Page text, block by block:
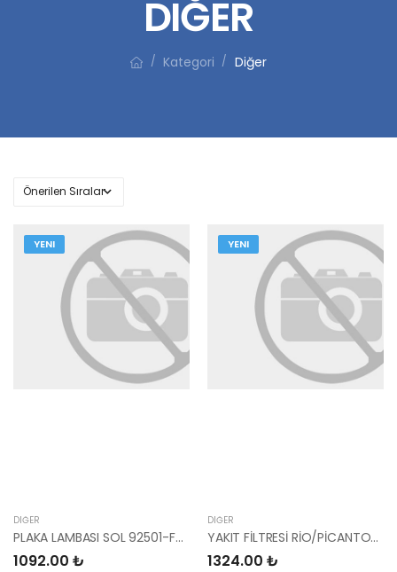
DIĞER
/ Kategori / Diğer
YENI
DIĞER
PLAKA LAMBASI SOL 92501-F6000-HMC
1092.00 ₺
YENI
DIĞER
YAKIT FİLTRESİ RİO/PİCANTO/VENGA/SORENTO 31112-C9100 HMC
1324.00 ₺